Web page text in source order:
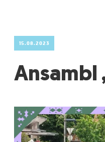
15.08.2023
Ansambl